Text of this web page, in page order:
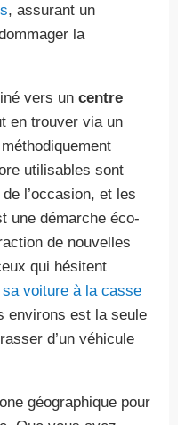
, assurant un
la
vers un centre
en trouver via un
utilisables sont
l’occasion, et les
une démarche éco-
de nouvelles
qui hésitent
voiture à la casse
environs est la seule
d’un véhicule
géographique pour